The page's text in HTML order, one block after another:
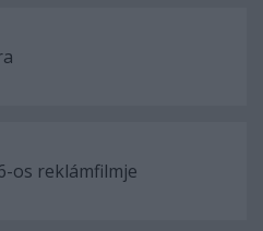
os reklámfilmje